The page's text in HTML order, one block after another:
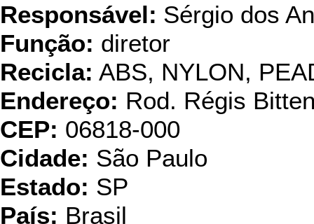
Responsável: Sérgio dos
Função: diretor
Recicla: ABS, NYLON,
Endereço: Rod. Régis
CEP: 06818-000
Cidade: São Paulo
Estado: SP
País: Brasil